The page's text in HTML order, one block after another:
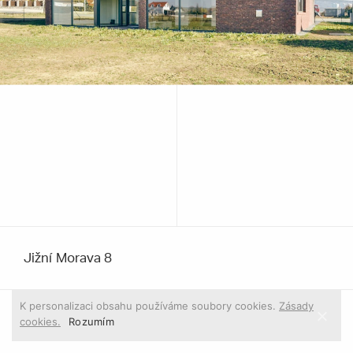
Jižní Morava 8
1 / 1
K personalizaci obsahu používáme soubory cookies. Zásady
cookies.
Rozumím